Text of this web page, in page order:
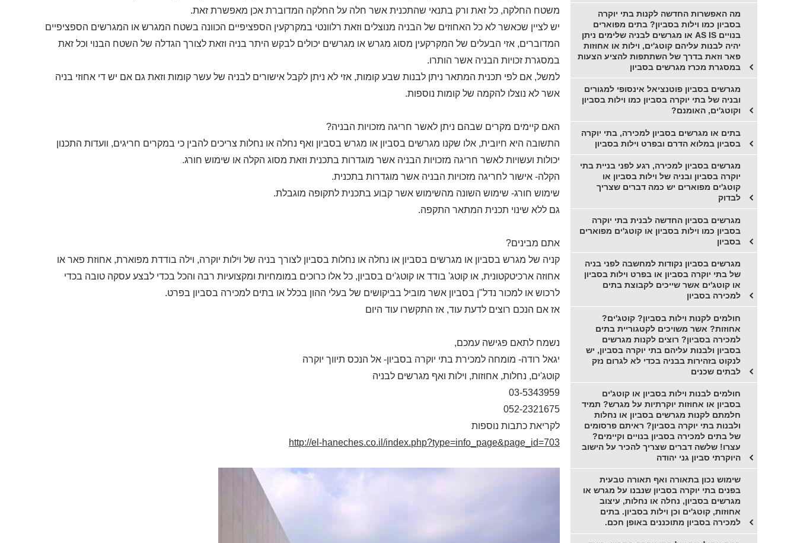
משטח החלקה, כל זאת ורק בתנאי שהתכנית אשר חלה על החלקה המדוברת אכן מאפשרת זאת.
יש לציין שכאשר לא כל האחוזים של הבניה מנוצלים וזאת רלוונטי במקרקעין הספציפיים הכוונה בשטח המגרש או המגרשים הספציפיים
המדוברים, אזי הבעלים של המקרקעין מסוג מגרש או מגרשים יכולים לבקש היתר בניה וזאת לצורך הגדלה של השטח הבנוי וכל זאת
במסגרת זכויות הבניה אשר הותרו.
למשל, אם לפי תכנית המתאר ניתן לבנות שבע קומות, אזי לא ניתן לקבל אישורים לבניה של עשר קומות וזאת גם אם יש די אחוזי בניה
אשר לא נוצלו להקמה של קומות נוספות.
האם קיימים מקרים שבהם ניתן לאשר חריגה מזכויות הבניה?
התשובה היא חיובית, אלו שקנו מגרשים בסביון או מגרש בסביון ואף נחלה או נחלות צריכים להבין כי במקרים חריגים, וועדות התכנון
יכולות ועשויות לאשר חריגה מזכויות הבניה אשר מוגדרות בתכנית וזאת מסוג הקלה או שימוש חורג.
הקלה- אישור לחריגה מזכויות הבניה אשר מוגדרות בתכנית.
שימוש חורג- שימוש השונה מהשימוש אשר קבוע בתכנית לתקופה מוגבלת.
גם ללא שינוי תכנית המתאר התקפה.
אתם מבינים?
קניה של מגרש בסביון או מגרשים בסביון או נחלה או נחלות בסביון לצורך בניה של וילות יוקרה, וילה בודדת מפוארת, אחוזת פאר או
אחוזה ארכיטקטונית, או קוטג' בודד או קוטג'ים בסביון, כל אלו כרוכים במומחיות ומקצועיות רבה והכל בכדי לבצע עסקה טובה בכדי
לרכוש או למכור נדל"ן בסביון אשר מוביל בביקושים של בעלי ההון בכלל או בתים למכירה בסביון בפרט.
אז אם הנכם רוצים לדעת עוד, אז התקשרו עוד היום
נשמח לתאם פגישה עמכם,
יגאל רודה- מומחה למכירת בתי יוקרה בסביון- אל הנכס תיווך יוקרה
קוטג'ים, נחלות, אחוזות, וילות ואף מגרשים לבניה
03-5343959
052-2321675
לקריאת כתבות נוספות
http://el-haneches.co.il/index.php?type=info_page&page_id=703
מה האפשרות החדשה לקנות בתי יוקרה
בסביון כמו וילות בסביון? בתים מפוארים
בנויים AS IS או מגרשים לבניה שלימים ניתן
יהיה לבנות עליהם קוטג'ים, וילות או אחוזות
פאר וזאת בדרך של השתתפות להציע הצעות
במסגרת מכרז מגרשים בסביון
מגרשים בסביון פוטנציאל אינסופי למגורים
ובניה של בתי יוקרה בסביון כמו וילות בסביון
וקוטג'ים, האומנם?
בתים או מגרשים בסביון למכירה, בתי יוקרה
בסביון במלוא הדרם ובפרט וילות בסביון
מגרשים בסביון למכירה, רגע לפני בניית בתי
יוקרה בסביון ובניה של וילות בסביון או
קוטג'ים מפוארים יש כמה דברים שצריך
לבדוק
מגרשים בסביון החדשה לבנית בתי יוקרה
בסביון כמו וילות בסביון או קוטג'ים מפוארים
בסביון
מגרשים בסביון נקודות למחשבה לפני בניה
של בתי יוקרה בסביון או בפרט וילות בסביון
או קוטג'ים אשר שייכים לקבוצת בתים
למכירה בסביון
חולמים לקנות וילות בסביון? קוטג'ים?
אחוזות? אשר משויכים לקטגוריית בתים
למכירה בסביון? רוצים לקנות מגרשים
בסביון ולבנות עליהם בתי יוקרה בסביון, יש
לנקוט בזהירות בבניה בכדי לא לגרום נזק
לבתים שכנים
חולמים לבנות וילות בסביון או קוטג'ים
בסביון או אחוזות יוקרתיות על מגרש? תמיד
חלמתם לקנות מגרשים בסביון או נחלות
ולבנות בתי יוקרה בסביון? ראיתם פרסומים
של בתים למכירה בסביון בנויים וקיימים?
עצרו! שלשה דברים שצריך להכיר על הישוב
היוקרתי סביון גני יהודה
שימוש נכון בתאורה ואף תאורה טבעית
בפנים בתי יוקרה בסביון שנבנו על מגרש או
מגרשים בסביון, נחלה או נחלות, עיצוב
אחוזות, קוטג'ים וכן וילות בסביון. בתים
למכירה בסביון מתוכננים באופן חכם.